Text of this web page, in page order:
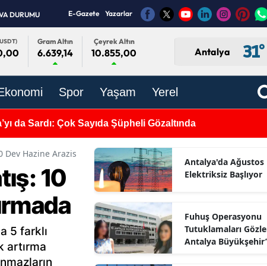
DURUMU E-Gazete Yazarlar
Gram Altın
6.639,14
Çeyrek Altın
10.855,00 Antalya 31°
Spor Yaşam Yerel
da Sardı: Çok Sayıda Şüpheli Gözaltında
Dev Hazine Arazisi Açık Artırmada
10
5 farklı
artırma
Antalya'da Ağustos
Elektriksiz Başlıyor
Fuhuş Operasyonu
Tutuklamaları
Antalya